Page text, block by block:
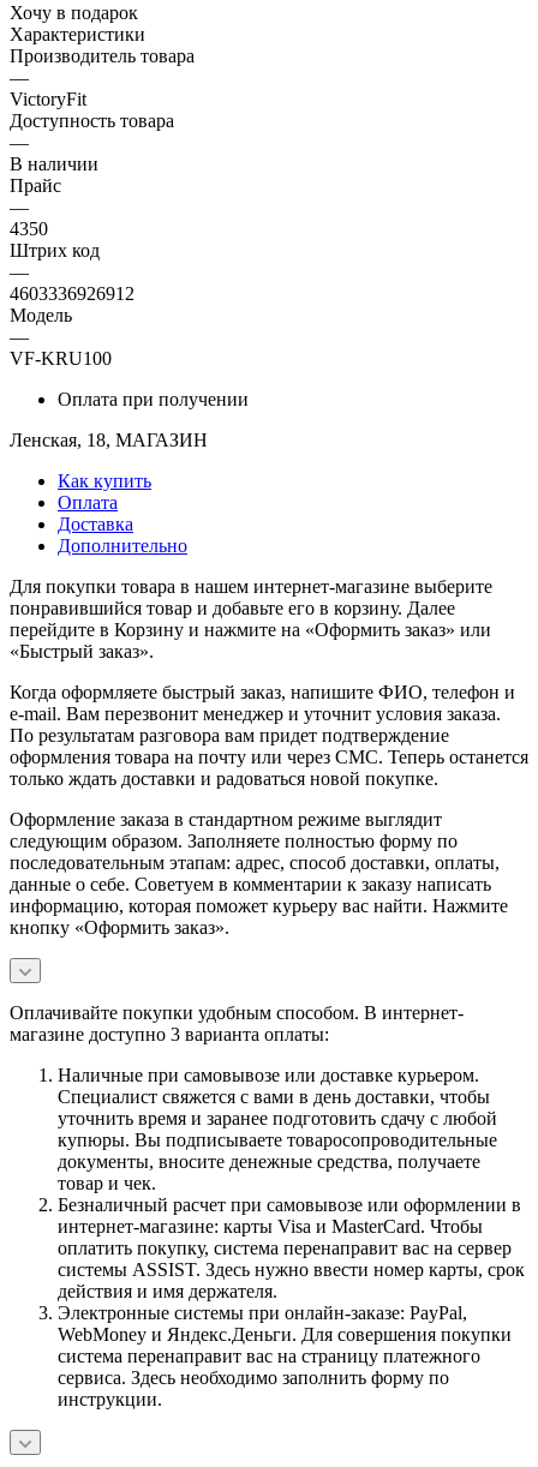
Хочу в подарок
Характеристики
Производитель товара
—
VictoryFit
Доступность товара
—
В наличии
Прайс
—
4350
Штрих код
—
4603336926912
Модель
—
VF-KRU100
Оплата при получении
Ленская, 18, МАГАЗИН
Как купить
Оплата
Доставка
Дополнительно
Для покупки товара в нашем интернет-магазине выберите
понравившийся товар и добавьте его в корзину. Далее
перейдите в Корзину и нажмите на «Оформить заказ» или
«Быстрый заказ».
Когда оформляете быстрый заказ, напишите ФИО, телефон и
e-mail. Вам перезвонит менеджер и уточнит условия заказа.
По результатам разговора вам придет подтверждение
оформления товара на почту или через СМС. Теперь останется
только ждать доставки и радоваться новой покупке.
Оформление заказа в стандартном режиме выглядит
следующим образом. Заполняете полностью форму по
последовательным этапам: адрес, способ доставки, оплаты,
данные о себе. Советуем в комментарии к заказу написать
информацию, которая поможет курьеру вас найти. Нажмите
кнопку «Оформить заказ».
Оплачивайте покупки удобным способом. В интернет-
магазине доступно 3 варианта оплаты:
Наличные при самовывозе или доставке курьером.
Специалист свяжется с вами в день доставки, чтобы
уточнить время и заранее подготовить сдачу с любой
купюры. Вы подписываете товаросопроводительные
документы, вносите денежные средства, получаете
товар и чек.
Безналичный расчет при самовывозе или оформлении в
интернет-магазине: карты Visa и MasterCard. Чтобы
оплатить покупку, система перенаправит вас на сервер
системы ASSIST. Здесь нужно ввести номер карты, срок
действия и имя держателя.
Электронные системы при онлайн-заказе: PayPal,
WebMoney и Яндекс.Деньги. Для совершения покупки
система перенаправит вас на страницу платежного
сервиса. Здесь необходимо заполнить форму по
инструкции.